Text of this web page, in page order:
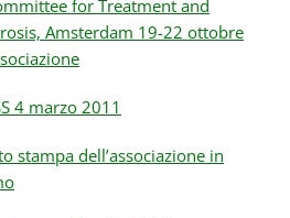
for Treatment and
Amsterdam 19-22 ottobre
4 marzo 2011
dell’associazione in